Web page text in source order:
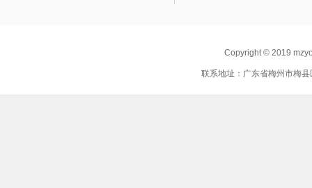
Copyright © 2019
联系地址：广东省梅州市梅